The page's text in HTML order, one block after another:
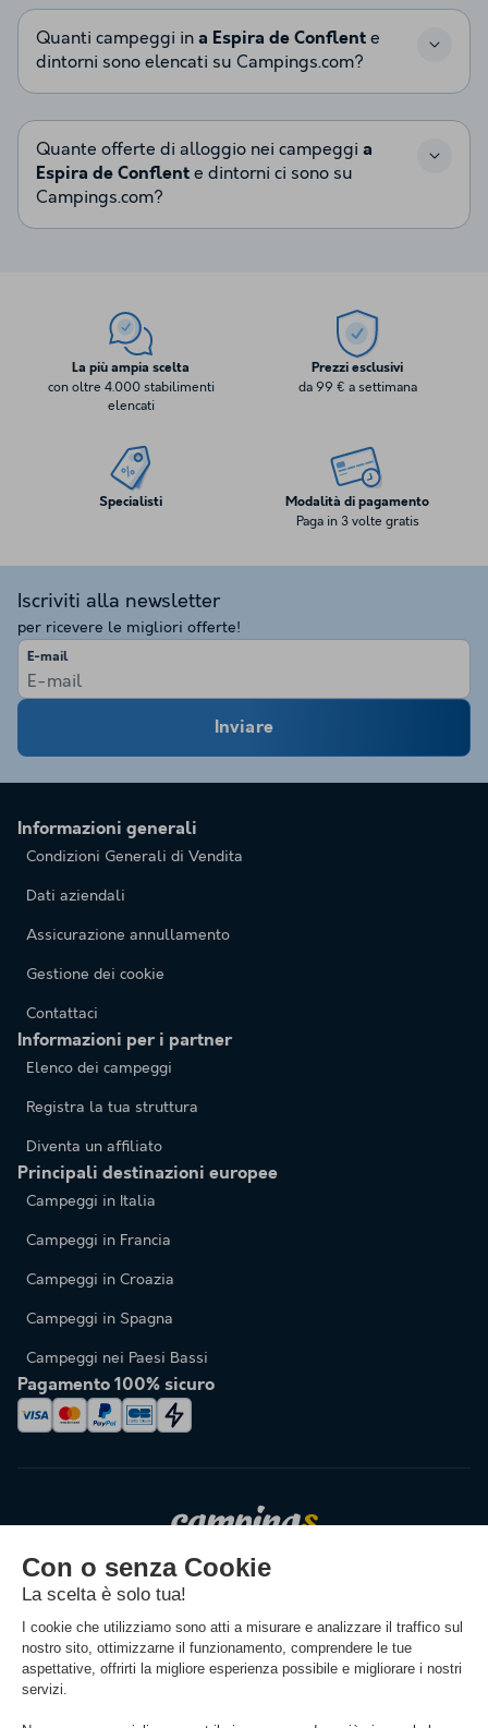
Quanti campeggi in a Espira de Conflent e
dintorni sono elencati su Campings.com?
Quante offerte di alloggio nei campeggi a
Espira de Conflent e dintorni ci sono su
Campings.com?
La più ampia scelta
con oltre 4.000 stabilimenti
elencati
Prezzi esclusivi
da 99 € a settimana
Specialisti Modalità di pagamento
Paga in 3 volte gratis
Iscriviti alla newsletter
per ricevere le migliori offerte!
E-mail
Inviare
Informazioni generali
Condizioni Generali di Vendita
Dati aziendali
Assicurazione annullamento
Gestione dei cookie
Contattaci
Informazioni per i partner
Elenco dei campeggi
Registra la tua struttura
Diventa un affiliato
Principali destinazioni europee
Campeggi in Italia
Campeggi in Francia
Campeggi in Croazia
Campeggi in Spagna
Campeggi nei Paesi Bassi
Pagamento 100% sicuro
Cambiare la lingua